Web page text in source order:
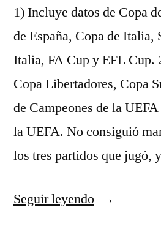
1) Incluye datos de Copa
de España, Copa de Italia,
Italia, FA Cup y EFL Cup.
Copa Libertadores, Copa
de Campeones de la
la UEFA. No consiguió
los tres partidos que jugó,
Seguir leyendo«4